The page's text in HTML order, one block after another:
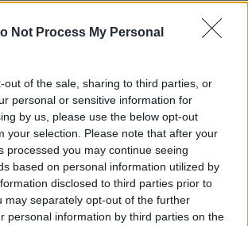
Not Process My Personal
out of the sale, sharing to third parties, or
personal or sensitive information for
by us, please use the below opt-out
your selection. Please note that after your
processed you may continue seeing
based on personal information utilized by
disclosed to third parties prior to
may separately opt-out of the further
personal information by third parties on the
Πάνω από 45.000 διελεύσεις
ημερησίως στους Ευζώνους:
Μαζική άφιξη τουριστών από
τα Βαλκάνια
ΣΉΜΕΡΑ
Προσωρινή αναστολή των βιομετρικών
ελέγχων για να επισπευστεί η διέλευση
των ταξιδιωτών